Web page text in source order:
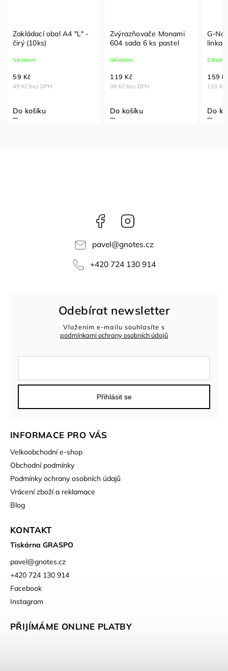
Zakládací obal A4 "L" -
čirý (10ks)
Skladem
49 Kč bez DPH
59 Kč
Do košíku
Zvýrazňovače Monami
604 sada 6 ks pastel
Skladem
98 Kč bez DPH
119 Kč
Do košíku
G-
linka
131 Kč
159
Do
Facebook
pavel@gnotes.cz
+420 724 130 914
INFORMACE PRO VÁS
Velkoobchodní e-shop
Obchodní podmínky
Podmínky ochrany osobních údajů
Vrácení zboží a reklamace
Blog
KONTAKT
Tiskárna GRASPO
pavel@gnotes.cz
+420 724 130 914
Facebook
Instagram
PŘIJÍMÁME ONLINE PLATBY
Odebírat newsletter
Vložením e-mailu souhlasíte s
podmínkami ochrany osobních údajů
Přihlásit se